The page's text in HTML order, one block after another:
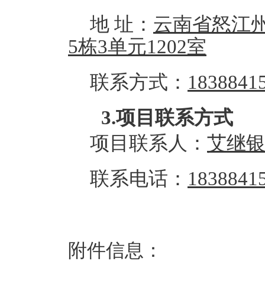
地 址： 云南省怒江
5栋3单元1202室
联系方式：
3.项目联系方式
项目联系人： 艾继银
联系电话：
附件信息：